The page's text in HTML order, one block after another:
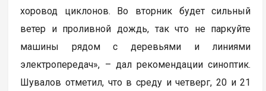
хоровод циклонов. Во вторник будет сильный
ветер и проливной дождь, так что не паркуйте
машины рядом с деревьями и линиями
электропередач», – дал рекомендации синоптик.
Шувалов отметил, что в среду и четверг, 20 и 21